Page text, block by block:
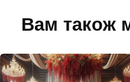
Вам також